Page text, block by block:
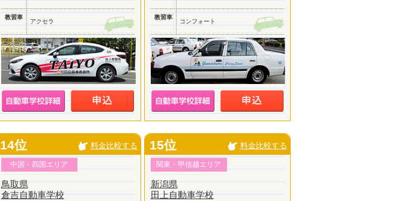
教習車
アクセラ
教習車
コンフォート
14位 料金比較する
中国・四国エリア
鳥取県
倉吉自動車学校
15位 料金比較する
関東・甲信越エリア
新潟県
田上自動車学校